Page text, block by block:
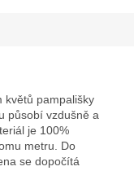
květů pampališky
působí vzdušně a
je 100%
metru. Do
se dopočítá